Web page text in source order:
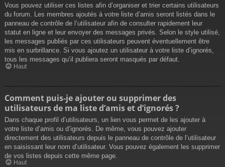
Vous pouvez utiliser ces listes afin d’organiser et trier certains utilisateurs
du forum. Les membres ajoutés à votre liste d’amis seront listés dans le
panneau de contrôle de l’utilisateur afin de consulter rapidement leur
statut en ligne et leur envoyer des messages privés. Selon le style utilisé,
les messages publiés par ces utilisateurs peuvent éventuellement être
mis en surbrillance. Si vous ajoutez un utilisateur à votre liste d’ignorés,
tous les messages qu’il publiera seront masqués par défaut.
Haut
Comment puis-je ajouter ou supprimer des
utilisateurs de ma liste d’amis et d’ignorés ?
Dans chaque profil d’utilisateurs, un lien vous permet de les ajouter à
votre liste d’amis ou d’ignorés. De même, vous pouvez ajouter
directement des utilisateurs depuis le panneau de contrôle de l’utilisateur
en saisissant leur nom d’utilisateur. Vous pouvez également les supprimer
de vos listes depuis cette même page.
Haut